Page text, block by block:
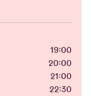
19:00
20:00
21:00
22:30